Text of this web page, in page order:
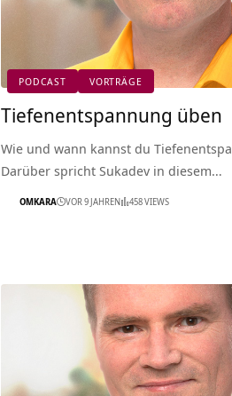
PODCAST VORTRÄGE
Tiefenentspannung üben
Wie und wann kannst du
Darüber spricht Sukadev in diesem…
OMKARA VOR 9 JAHREN 458 VIEWS